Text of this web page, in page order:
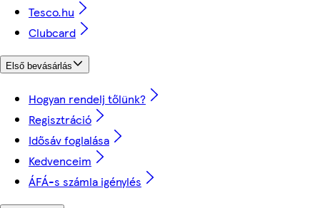
Tesco.hu
Clubcard
Első bevásárlás
Hogyan rendelj tőlünk?
Regisztráció
Idősáv foglalása
Kedvenceim
ÁFÁ-s számla igénylés